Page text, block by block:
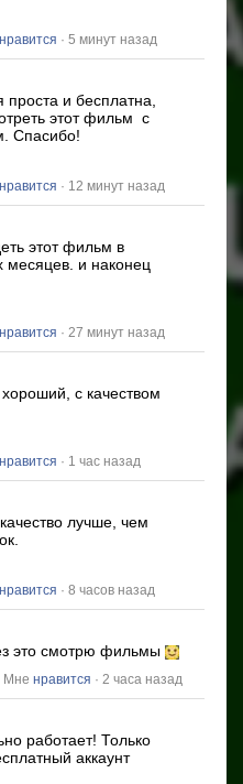
нравится · 5 минут назад
проста и бесплатна,
этот фильм с
Спасибо!
нравится · 12 минут назад
этот фильм в
месяцев. и наконец
нравится · 27 минут назад
с качеством
нравится · 1 час назад
лучше, чем
нравится · 8 часов назад
это смотрю фильмы
Мне нравится · 2 часа назад
работает! Только
аккаунт